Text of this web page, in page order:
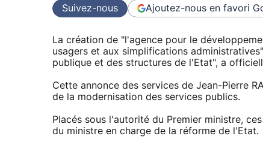
Suivez-nous Ajoutez-nous en favori
La création de "l'agence pour le
usagers et aux simplifications
publique et des structures de l'Etat", a
Cette annonce des services de Jean-Pierre
de la modernisation des services publics.
Placés sous l'autorité du Premier ministre,
du ministre en charge de la réforme de l'Etat.